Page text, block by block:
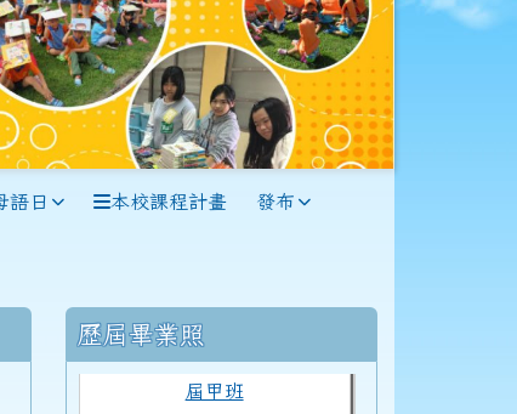
語日 本校課程計畫 發布
右邊區域內容
歷屆畢業照
114學年度(115年6月)第56屆甲班